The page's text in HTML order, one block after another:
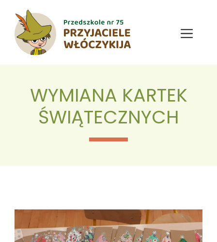
treści
Menu
WYMIANA KARTEK
ŚWIĄTECZNYCH